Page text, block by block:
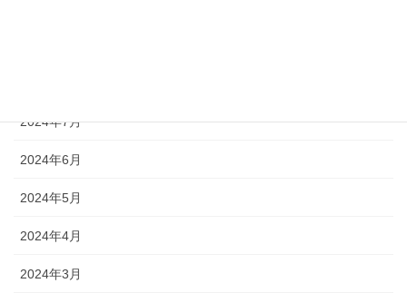
2024年7月
2024年6月
2024年5月
2024年4月
2024年3月